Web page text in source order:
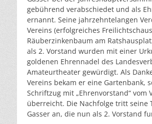
gebührend verabschiedet und als
ernannt. Seine jahrzehntelangen
Vereins (erfolgreiches
Räuberzinkenbaum am
als 2. Vorstand wurden mit einer
goldenen Ehrennadel des
Amateurtheater gewürdigt. Als
Vereins bekam er eine Gartenbank,
Schriftzug mit „Ehrenvorstand“ vom
überreicht. Die Nachfolge tritt seine
Gasser an, die nun als 2. Vorstand